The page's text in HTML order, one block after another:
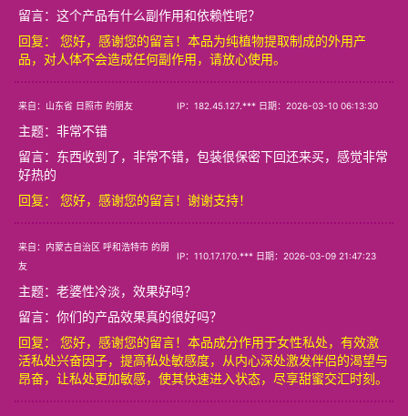
留言：这个产品有什么副作用和依赖性呢？
回复： 您好，感谢您的留言！本品为纯植物提取制成的外用产
品，对人体不会造成任何副作用，请放心使用。
来自：山东省 日照市 的朋友 IP：182.45.127.*** 日期：2026-03-10 06:13:30
主题： 非常不错
留言：东西收到了，非常不错，包装很保密下回还来买，感觉非常
好热的
回复： 您好，感谢您的留言！谢谢支持！
来自：内蒙古自治区 呼和浩特市 的朋
友
IP：110.17.170.*** 日期：2026-03-09 21:47:23
主题： 老婆性冷淡，效果好吗？
留言：你们的产品效果真的很好吗？
回复： 您好，感谢您的留言！本品成分作用于女性私处，有效激
活私处兴奋因子，提高私处敏感度，从内心深处激发伴侣的渴望与
昂奋，让私处更加敏感，使其快速进入状态，尽享甜蜜交汇时刻。